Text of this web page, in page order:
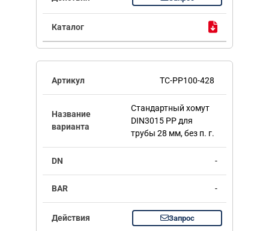
TC-PP100-428
Стандартный хомут
DIN3015 PP для
трубы 28 мм, без п. г.
-
-
Запрос